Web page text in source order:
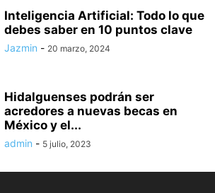
Inteligencia Artificial: Todo lo que
debes saber en 10 puntos clave
Jazmin - 20 marzo, 2024
Hidalguenses podrán ser
acredores a nuevas becas en
México y el...
admin - 5 julio, 2023